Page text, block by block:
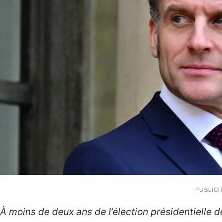
À moins de deux ans de l’élection présidentielle